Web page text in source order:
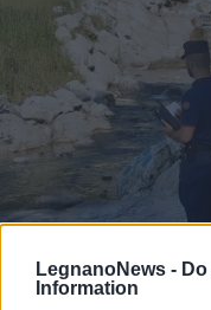
LegnanoNews -
Information
LOMBARDIA